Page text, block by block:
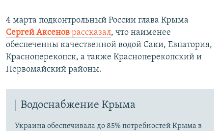
4 марта подконтрольный России глава Крыма
Сергей Аксенов рассказал, что наименее
обеспеченны качественной водой Саки, Евпатория,
Красноперекопск, а также Красноперекопский и
Первомайский районы.
Водоснабжение Крыма
Украина обеспечивала до 85% потребностей Крыма в